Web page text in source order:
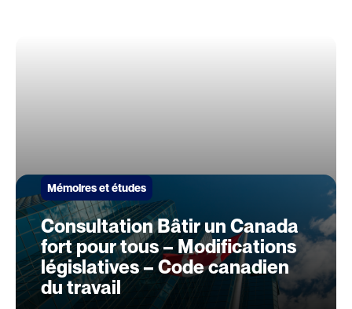
Mémoires et études
Consultation Bâtir un Canada
fort pour tous – Modifications
législatives – Code canadien
du travail